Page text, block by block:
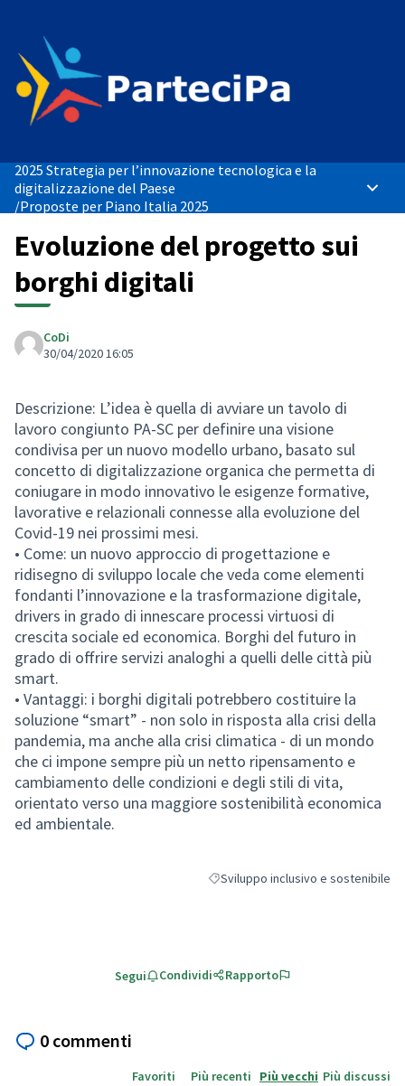
2025 Strategia per l’innovazione tecnologica e la
digitalizzazione del Paese
/Proposte per Piano Italia 2025
Evoluzione del progetto sui
borghi digitali
CoDi
30/04/2020 16:05
Descrizione: L’idea è quella di avviare un tavolo di
lavoro congiunto PA-SC per definire una visione
condivisa per un nuovo modello urbano, basato sul
concetto di digitalizzazione organica che permetta di
coniugare in modo innovativo le esigenze formative,
lavorative e relazionali connesse alla evoluzione del
Covid-19 nei prossimi mesi.
• Come: un nuovo approccio di progettazione e
ridisegno di sviluppo locale che veda come elementi
fondanti l’innovazione e la trasformazione digitale,
drivers in grado di innescare processi virtuosi di
crescita sociale ed economica. Borghi del futuro in
grado di offrire servizi analoghi a quelli delle città più
smart.
• Vantaggi: i borghi digitali potrebbero costituire la
soluzione “smart” - non solo in risposta alla crisi della
pandemia, ma anche alla crisi climatica - di un mondo
che ci impone sempre più un netto ripensamento e
cambiamento delle condizioni e degli stili di vita,
orientato verso una maggiore sostenibilità economica
ed ambientale.
Filtra i risultati per categoria:
Sviluppo inclusivo e sostenibile
Segui Condividi Rapporto
0 commenti
Favoriti Più recenti Più vecchi Più discussi